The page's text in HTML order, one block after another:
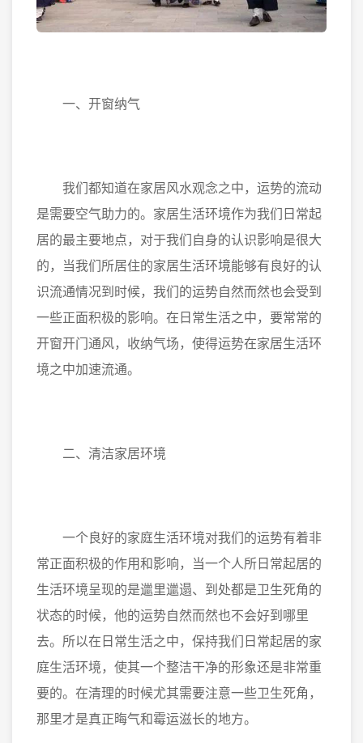
一、开窗纳气
我们都知道在家居风水观念之中，运势的流动
是需要空气助力的。家居生活环境作为我们日常起
居的最主要地点，对于我们自身的认识影响是很大
的，当我们所居住的家居生活环境能够有良好的认
识流通情况到时候，我们的运势自然而然也会受到
一些正面积极的影响。在日常生活之中，要常常的
开窗开门通风，收纳气场，使得运势在家居生活环
境之中加速流通。
二、清洁家居环境
一个良好的家庭生活环境对我们的运势有着非
常正面积极的作用和影响，当一个人所日常起居的
生活环境呈现的是邋里邋遢、到处都是卫生死角的
状态的时候，他的运势自然而然也不会好到哪里
去。所以在日常生活之中，保持我们日常起居的家
庭生活环境，使其一个整洁干净的形象还是非常重
要的。在清理的时候尤其需要注意一些卫生死角，
那里才是真正晦气和霉运滋长的地方。